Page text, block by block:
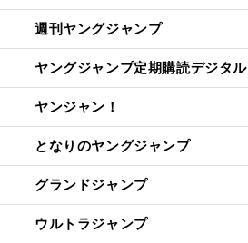
週刊ヤングジャンプ
ヤングジャンプ定期購読デジタル
ヤンジャン！
となりのヤングジャンプ
グランドジャンプ
ウルトラジャンプ